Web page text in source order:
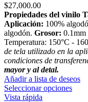
$27,000.00
Propiedades del vinilo
Aplicación: 100%
algodón. Grosor: 0.1mm
Temperatura: 150°C -
de tela utilizado en la
condiciones de
mayor y al detal.
Añadir a lista de deseos
Seleccionar opciones
Vista rápida